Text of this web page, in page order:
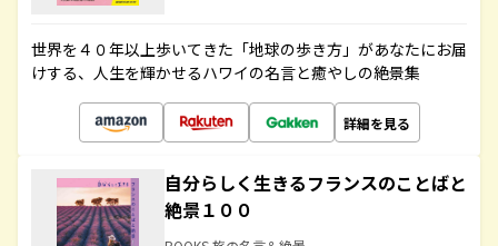
世界を４０年以上歩いてきた「地球の歩き方」があなたにお届
けする、人生を輝かせるハワイの名言と癒やしの絶景集
詳細を見る
自分らしく生きるフランスのことばと
絶景１００